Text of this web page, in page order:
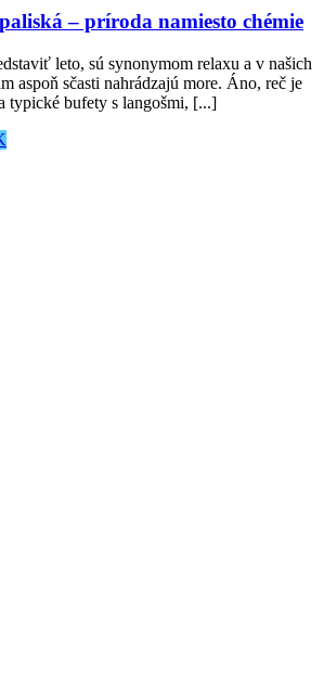
– príroda namiesto chémie
leto, sú synonymom relaxu a v našich
aspoň sčasti nahrádzajú more. Áno, reč je
typické bufety s langošmi, [...]